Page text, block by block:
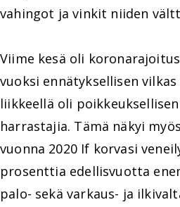
vahingot ja vinkit niiden
Viime kesä oli
vuoksi ennätyksellisen vilkas
liikkeellä oli
harrastajia. Tämä näkyi
vuonna 2020 If korvasi
prosenttia edellisvuotta
palo- sekä varkaus- ja